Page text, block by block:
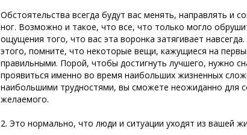
Обстоятельства всегда будут вас менять, направлять и
ног. Возможно и такое, что все, что только могло
ощущения того, что вас эта воронка затягивает
этого, помните, что некоторые вещи, кажущиеся на
правильными. Порой, чтобы достигнуть лучшего, нужно
проявиться именно во время наибольших жизненных
наибольшими трудностями, вы сможете неожиданно для
желаемого.
2. Это нормально, что люди и ситуации уходят из вашей